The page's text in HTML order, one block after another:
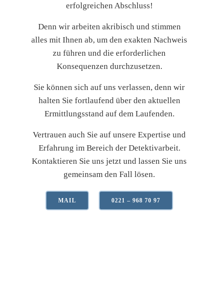
erfolgreichen Abschluss!
Denn wir arbeiten akribisch und stimmen
alles mit Ihnen ab, um den exakten Nachweis
zu führen und die erforderlichen
Konsequenzen durchzusetzen.
Sie können sich auf uns verlassen, denn wir
halten Sie fortlaufend über den aktuellen
Ermittlungsstand auf dem Laufenden.
Vertrauen auch Sie auf unsere Expertise und
Erfahrung im Bereich der Detektivarbeit.
Kontaktieren Sie uns jetzt und lassen Sie uns
gemeinsam den Fall lösen.
MAIL 0221 – 968 70 97